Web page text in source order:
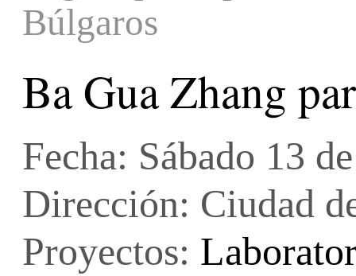
Búlgaros
Ba Gua Zhang
Fecha: Sábado 13
Dirección: Ciudad
Proyectos: